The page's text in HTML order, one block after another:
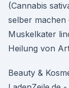
(Cannabis
selber machen
Muskelkater
Heilung von
Beauty &